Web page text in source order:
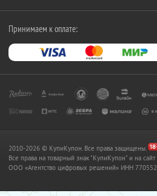
Принимаем к оплате:
2010-2026 © КупиКупон. Все права защищены.
Все права на товарный знак "КупиКупон" и на
OOO «Агентство цифровых решений» ИНН